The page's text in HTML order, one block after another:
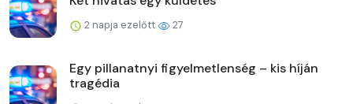
2 napja ezelőtt 27
Egy pillanatnyi figyelmetlenség – kis híján
tragédia